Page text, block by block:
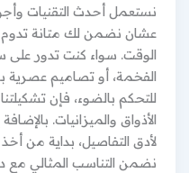
نستعمل أحدث التقنيات
عشان نضمن لك متانة تدوم
الوقت. سواء كنت تدور على
الفخمة، أو تصاميم عصرية
للتحكم بالضوء، فإن
الأذواق والميزانيات.
لأدق التفاصيل، بداية من
نضمن التناسب المثالي مع